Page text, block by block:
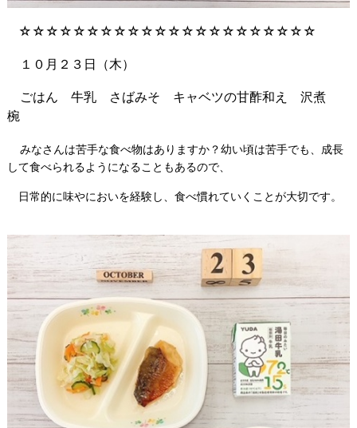
☆☆☆☆☆☆☆☆☆☆☆☆☆☆☆☆☆☆☆☆☆☆
１０月２３日（木）
ごはん 牛乳 さばみそ キャベツの甘酢和え 沢煮
椀
みなさんは苦手な食べ物はありますか？幼い頃は苦手でも、成長
して食べられるようになることもあるので、
日常的に味やにおいを経験し、食べ慣れていくことが大切です。